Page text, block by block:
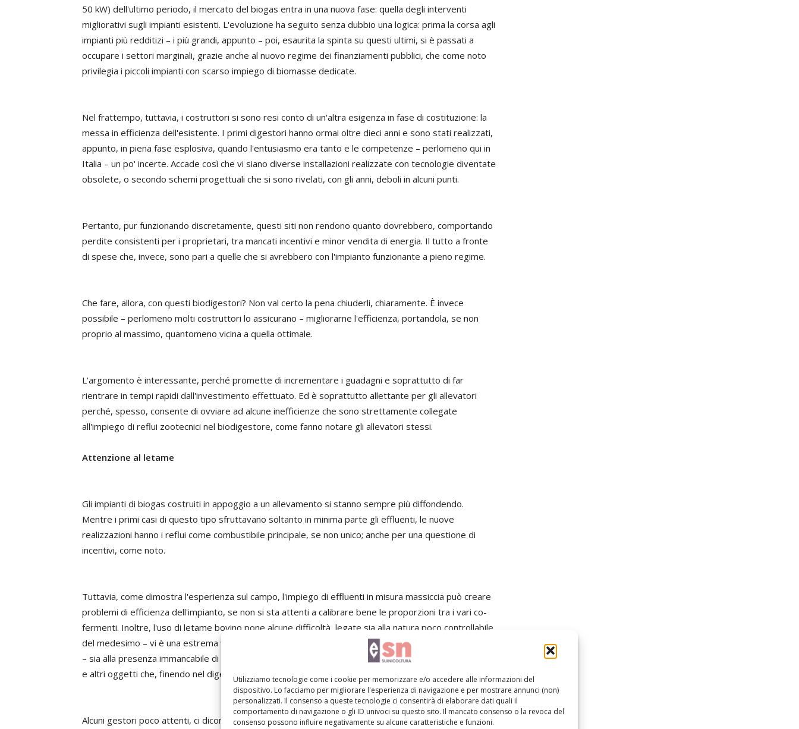
Utilizziamo tecnologie come i cookie per memorizzare e/o accedere alle informazioni del
dispositivo. Lo facciamo per migliorare l'esperienza di navigazione e per mostrare annunci (non)
personalizzati. Il consenso a queste tecnologie ci consentirà di elaborare dati quali il
comportamento di navigazione o gli ID univoci su questo sito. Il mancato consenso o la revoca del
consenso possono influire negativamente su alcune caratteristiche e funzioni.
50 kW) dell'ultimo periodo, il mercato del biogas entra in una nuova fase: quella degli interventi
migliorativi sugli impianti esistenti. L'evoluzione ha seguito senza dubbio una logica: prima la corsa agli
impianti più redditizi – i più grandi, appunto – poi, esaurita la spinta su questi ultimi, si è passati a
occupare i settori marginali, grazie anche al nuovo regime dei finanziamenti pubblici, che come noto
privilegia i piccoli impianti con scarso impiego di biomasse dedicate.
Nel frattempo, tuttavia, i costruttori si sono resi conto di un'altra esigenza in fase di costituzione: la
messa in efficienza dell'esistente. I primi digestori hanno ormai oltre dieci anni e sono stati realizzati,
appunto, in piena fase esplosiva, quando l'entusiasmo era tanto e le competenze – perlomeno qui in
Italia – un po' incerte. Accade così che vi siano diverse installazioni realizzate con tecnologie diventate
obsolete, o secondo schemi progettuali che si sono rivelati, con gli anni, deboli in alcuni punti.
Pertanto, pur funzionando discretamente, questi siti non rendono quanto dovrebbero, comportando
perdite consistenti per i proprietari, tra mancati incentivi e minor vendita di energia. Il tutto a fronte
di spese che, invece, sono pari a quelle che si avrebbero con l'impianto funzionante a pieno regime.
Che fare, allora, con questi biodigestori? Non val certo la pena chiuderli, chiaramente. È invece
possibile – perlomeno molti costruttori lo assicurano – migliorarne l'efficienza, portandola, se non
proprio al massimo, quantomeno vicina a quella ottimale.
L'argomento è interessante, perché promette di incrementare i guadagni e soprattutto di far
rientrare in tempi rapidi dall'investimento effettuato. Ed è soprattutto allettante per gli allevatori
perché, spesso, consente di ovviare ad alcune inefficienze che sono strettamente collegate
all'impiego di reflui zootecnici nel biodigestore, come fanno notare gli allevatori stessi.
Attenzione al letame
Gli impianti di biogas costruiti in appoggio a un allevamento si stanno sempre più diffondendo.
Mentre i primi casi di questo tipo sfruttavano soltanto in minima parte gli effluenti, le nuove
realizzazioni hanno i reflui come combustibile principale, se non unico; anche per una questione di
incentivi, come noto.
Tuttavia, come dimostra l'esperienza sul campo, l'impiego di effluenti in misura massiccia può creare
problemi di efficienza dell'impianto, se non si sta attenti a calibrare bene le proporzioni tra i vari co-
fermenti. Inoltre, l'uso di letame bovino pone alcune difficoltà, legate sia alla natura poco controllabile
del medesimo – vi è una estrema variabilità nei componenti, nella percentuale di acqua e via dicendo
– sia alla presenza immancabile di corpi estranei come sassi, reti di rotoballe, spaghi delle medesime
e altri oggetti che, finendo nel digestore, possono creare grossi problemi.
Alcuni gestori poco attenti, ci dicono i costruttori di impianti, sono stati costretti a vuotare la vasca